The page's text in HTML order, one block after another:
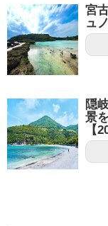
宮
ュ
隠
景
【